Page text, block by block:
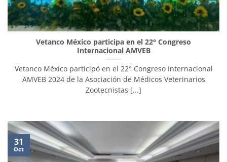
Vetanco México participa en el 22° Congreso
Internacional AMVEB
Vetanco México participó en el 22° Congreso Internacional
AMVEB 2024 de la Asociación de Médicos Veterinarios
Zootecnistas [...]
31
Oct